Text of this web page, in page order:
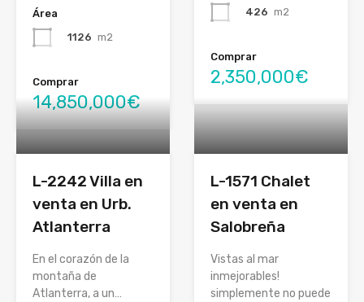
Área
1126 m2
Comprar
14,850,000€
426 m2
Comprar
2,350,000€
L-2242 Villa en
venta en Urb.
Atlanterra
En el corazón de la
montaña de
Atlanterra, a un…
L-1571 Chalet
en venta en
Salobreña
Vistas al mar
inmejorables!
simplemente no puede